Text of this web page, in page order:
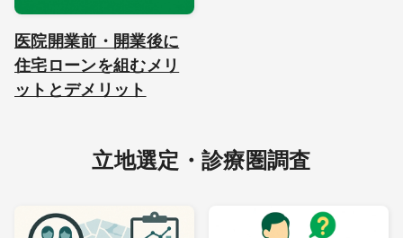
医院開業前・開業後に
住宅ローンを組むメリ
ットとデメリット
立地選定・診療圏調査